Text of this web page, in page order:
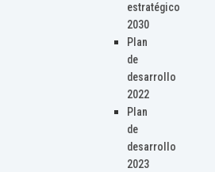
estratégico
2030
Plan
de
desarrollo
2022
Plan
de
desarrollo
2023